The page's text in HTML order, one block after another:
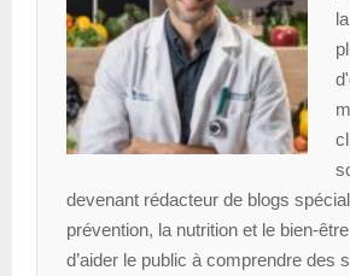
devenant rédacteur de blogs
prévention, la nutrition et le bien-
d’aider le public à comprendre des